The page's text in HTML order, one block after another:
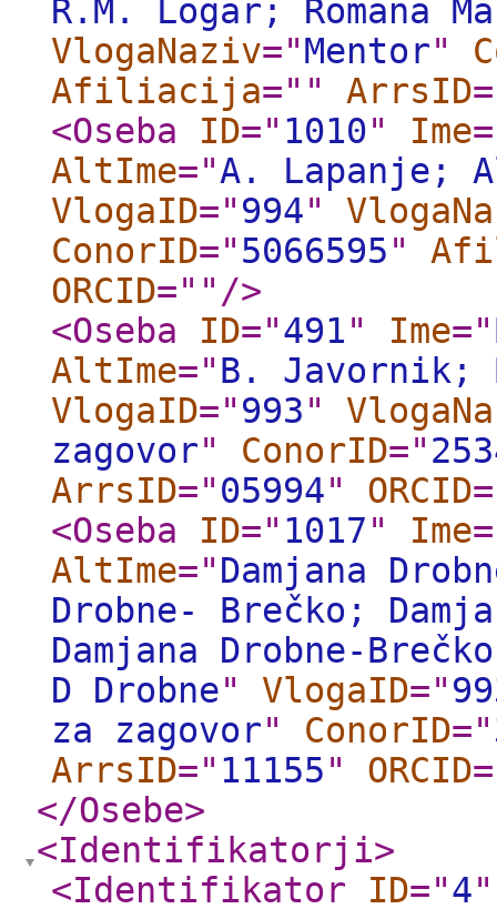
R.M. Logar; Romana
VlogaNaziv="Mentor"
Afiliacija=" " ArrsID
<Oseba
ID=" 1010" Ime
AltIme="A. Lapanje;
VlogaID="994"
ConorID="5066595"
ORCID=" " />
<Oseba
ID="491" Ime="
AltIme="B. Javornik;
VlogaID="993"
zagovor" ConorID="
ArrsID="05994" ORCID
<Oseba
ID=" 1017" Ime
AltIme="Damjana
Drobne- Brečko;
Damjana Drobne-
D Drobne" VlogaID="
za zagovor" ConorID="
ArrsID=" 11155" ORCID
</Osebe>
<Identifikatorji>
<Identifikator
ID="4"